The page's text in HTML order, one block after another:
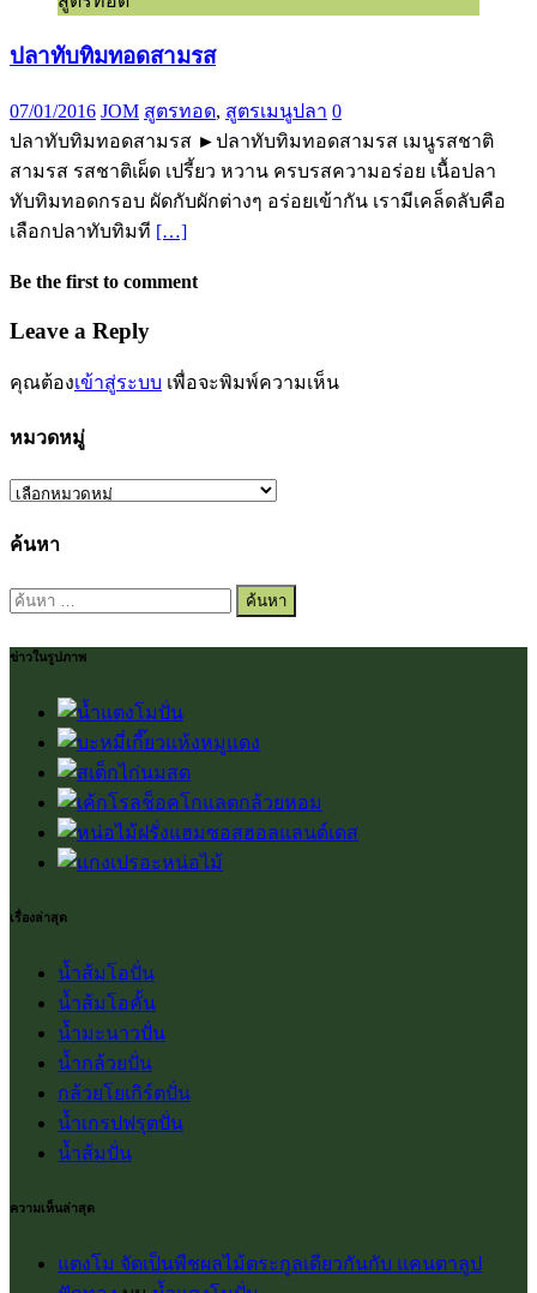
ปลาทับทิมทอดสามรส
07/01/2016 JOM สูตรทอด, สูตรเมนูปลา 0
ปลาทับทิมทอดสามรส ►ปลาทับทิมทอดสามรส เมนูรสชาติ
สามรส รสชาติเผ็ด เปรี้ยว หวาน ครบรสความอร่อย เนื้อปลา
ทับทิมทอดกรอบ ผัดกับผักต่างๆ อร่อยเข้ากัน เรามีเคล็ดลับคือ
เลือกปลาทับทิมที […]
Be the first to comment
Leave a Reply
คุณต้องเข้าสู่ระบบ เพื่อจะพิมพ์ความเห็น
หมวดหมู่
หมวด
ค้นหา
ค้นหา
ข่าวในรูปภาพ
เรื่องล่าสุด
น้ำส้มโอปั่น
น้ำส้มโอคั้น
น้ำมะนาวปั่น
น้ำกล้วยปั่น
กล้วยโยเกิร์ตปั่น
น้ำเกรปฟรุตปั่น
น้ำส้มปั่น
ความเห็นล่าสุด
แตงโม จัดเป็นพืชผลไม้ตระกูลเดียวกันกับ แคนตาลูป